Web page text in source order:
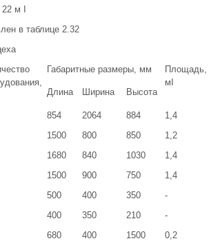
м І
в таблице 2.32
Габаритные размеры, мм
Площадь,
мІ
Длина
Ширина Высота
854 2064 884
1,4
1500 800 850
1,2
1680 840 1030
1,4
1500 900 750
1,4
500 400 350
-
400 350 210
-
680 400 1500
0,2